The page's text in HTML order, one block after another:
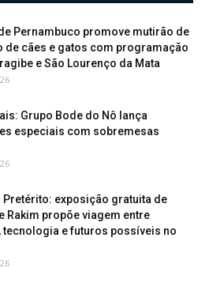
Pernambuco promove mutirão de
de cães e gatos com programação
e São Lourenço da Mata
Grupo Bode do Nô lança
especiais com sobremesas
Pretérito: exposição gratuita de
Rakim propõe viagem entre
tecnologia e futuros possíveis no